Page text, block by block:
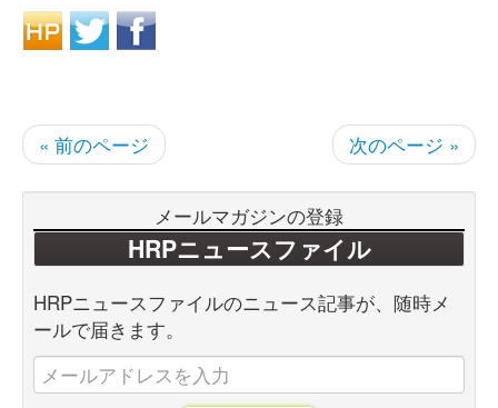
« 前のページ 次のページ »
メールマガジンの登録
HRPニュースファイル
HRPニュースファイルのニュース記事が、随時メ
ールで届きます。